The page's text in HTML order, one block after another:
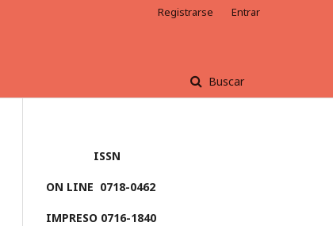
Buscar
Registrarse Entrar
ISSN
ON LINE 0718-0462
IMPRESO 0716-1840